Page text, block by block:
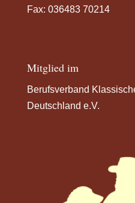
Fax: 036483 70214
Mitglied im
Berufsverband
Deutschland e.V.